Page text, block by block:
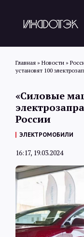
Главная » Новости »
установят 100
«Силовые
России
ЭЛЕКТРОМОБИЛИ
16:17, 19.03.2024